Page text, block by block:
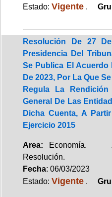
Estado: Vigente .
Resolución De 27
Presidencia Del
Se Publica El Acuerdo
De 2023, Por La Que
Regula La
General De Las
Dicha Cuenta, A
Ejercicio 2015
Area: Economía.
Resolución.
Fecha: 06/03/2023
Estado: Vigente .